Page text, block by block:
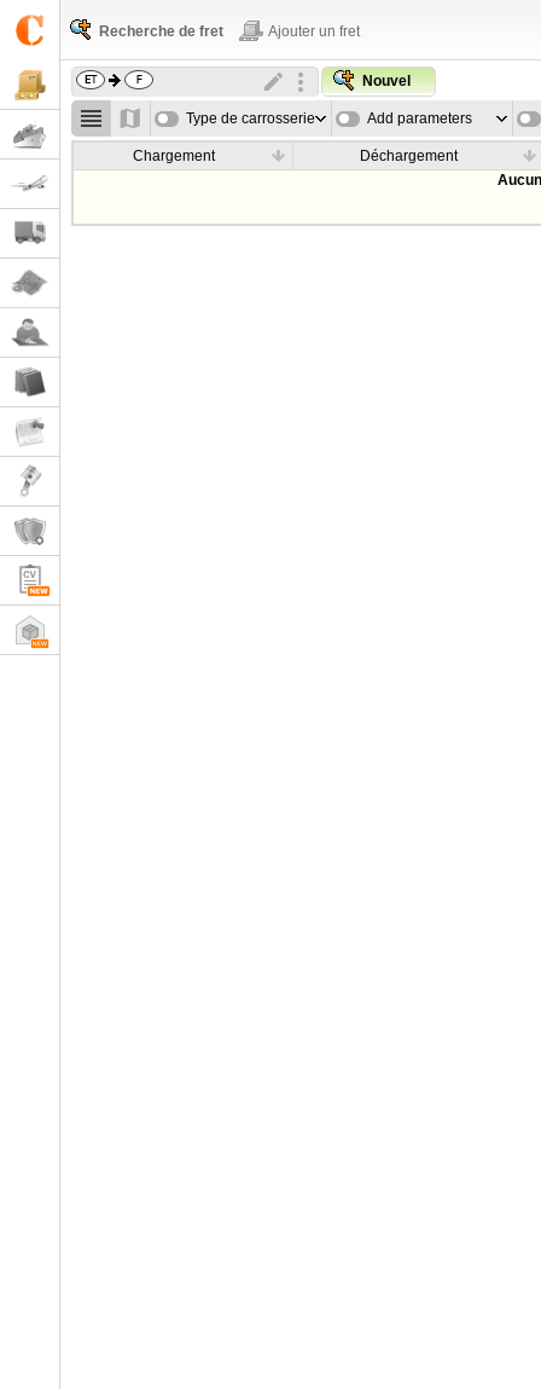
Recherche de fret Ajouter un fret
Nouvel
Type de carrosserie Add parameters
Chargement
Déchargement